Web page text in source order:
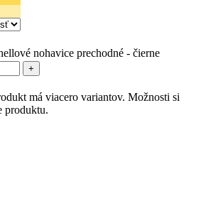
nohavice prechodné - čierne
má viacero variantov. Možnosti si
produktu.